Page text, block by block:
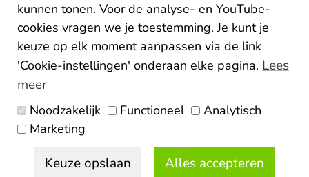
IBANNL26ABNA0507435125
Algemene voorwaarden
Disclaimer Colofon
© 2026 Elaa
kunnen tonen. Voor de analyse- en YouTube-
cookies vragen we je toestemming. Je kunt je
keuze op elk moment aanpassen via de link
'Cookie-instellingen' onderaan elke pagina. Lees
meer
Noodzakelijk Functioneel
Analytisch
Marketing
Keuze opslaan Alles accepteren